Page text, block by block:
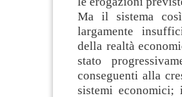
Ma il sistema
largamente
della realtà
stato
conseguenti alla
sistemi economici;